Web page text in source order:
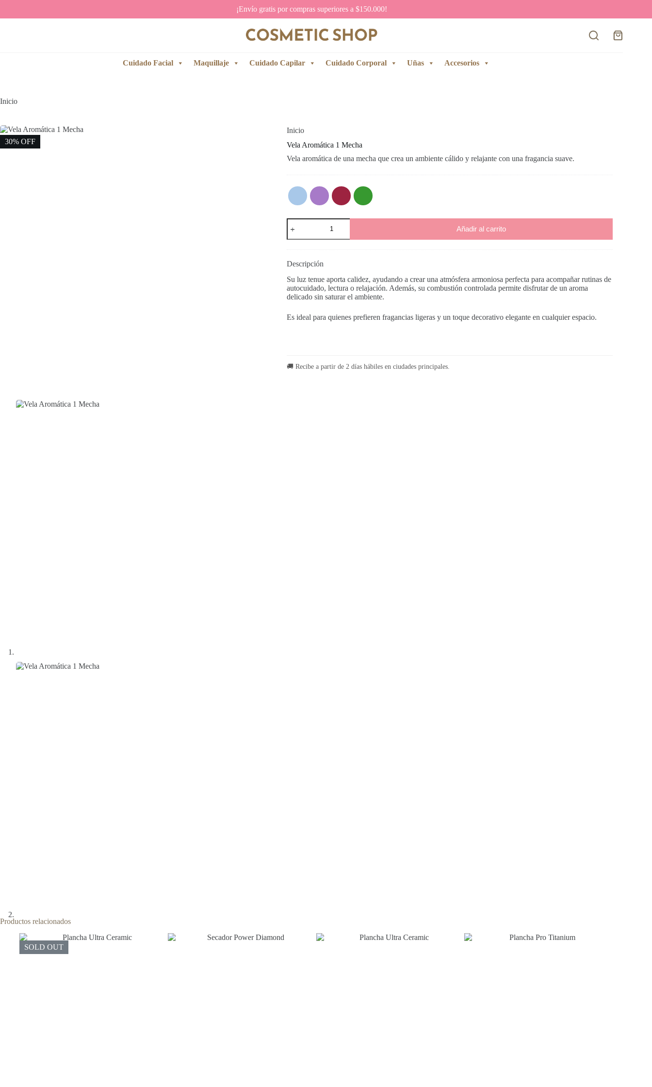
contenido
¡Envío gratis por compras superiores a $150.000!
Carro
Cuidado Facial
Maquillaje Cuidado Capilar Cuidado Corporal Uñas Accesorios
Inicio
30% OFF
Inicio
Vela Aromática 1 Mecha
Vela aromática de una mecha que crea un ambiente cálido y relajante con una fragancia suave.
Vela
Aromática
1
Añadir al carrito
Descripción
Su luz tenue aporta calidez, ayudando a crear una atmósfera armoniosa perfecta para acompañar rutinas de
autocuidado, lectura o relajación. Además, su combustión controlada permite disfrutar de un aroma
delicado sin saturar el ambiente.
Es ideal para quienes prefieren fragancias ligeras y un toque decorativo elegante en cualquier espacio.
🚚 Recibe a partir de 2 días hábiles en ciudades principales.
Productos relacionados
SOLD OUT